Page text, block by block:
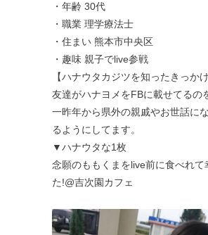
・年齢 30代
・職業 理学療法士
・住まい 熊本市中央区
・趣味 親子でlive参戦
【ハナウタカジツを知ったきっかけ
友達がハナヨメをFBに載せてるの
一昨年から県外の親戚やお世話に
るようにしてます。
▼ハナウタな1枚
念願のももくまをlive前に食べれて
た!@吉次園カフェ